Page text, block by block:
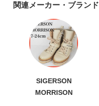
関連メーカー・ブランド
SIGERSON
MORRISON